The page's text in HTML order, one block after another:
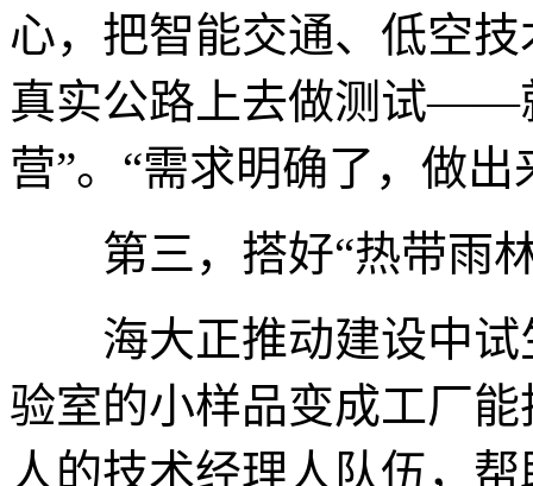
心，把智能交通、低空
真实公路上去做测试——
营”。“需求明确了，做
第三，搭好“热带雨林
海大正推动建设中试
验室的小样品变成工厂
人的技术经理人队伍，